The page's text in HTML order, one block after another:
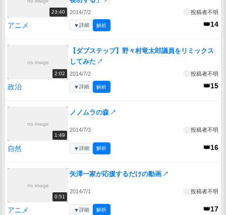
23:40 2014/7/2 投稿者不明
アニメ 👑14
▼詳細 解析
no image
2:02
【ダブステップ】野々村竜太郎議員をリミックス
してみた ↗
2014/7/2 投稿者不明
政治 👑15
▼詳細 解析
no image
1:49
ノノムラの森 ↗
2014/7/3 投稿者不明
自然 👑16
▼詳細 解析
no image
0:51
矢澤一家が応援するだけの動画 ↗
2014/7/1 投稿者不明
アニメ 👑17
▼詳細 解析